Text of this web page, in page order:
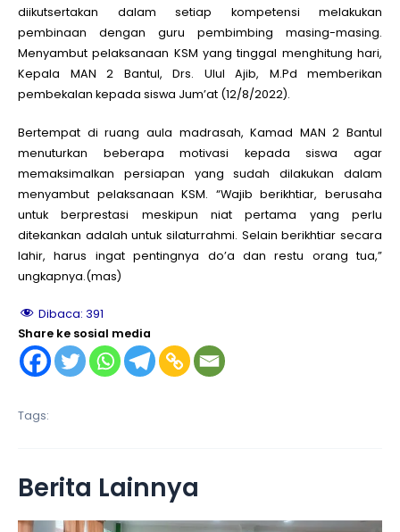
diikutsertakan dalam setiap kompetensi melakukan
pembinaan dengan guru pembimbing masing-masing.
Menyambut pelaksanaan KSM yang tinggal menghitung hari,
Kepala MAN 2 Bantul, Drs. Ulul Ajib, M.Pd memberikan
pembekalan kepada siswa Jum’at (12/8/2022).
Bertempat di ruang aula madrasah, Kamad MAN 2 Bantul
menuturkan beberapa motivasi kepada siswa agar
memaksimalkan persiapan yang sudah dilakukan dalam
menyambut pelaksanaan KSM. “Wajib berikhtiar, berusaha
untuk berprestasi meskipun niat pertama yang perlu
ditekankan adalah untuk silaturrahmi. Selain berikhtiar secara
lahir, harus ingat pentingnya do’a dan restu orang tua,”
ungkapnya.(mas)
Dibaca: 391
Share ke sosial media
Tags:
Berita Lainnya